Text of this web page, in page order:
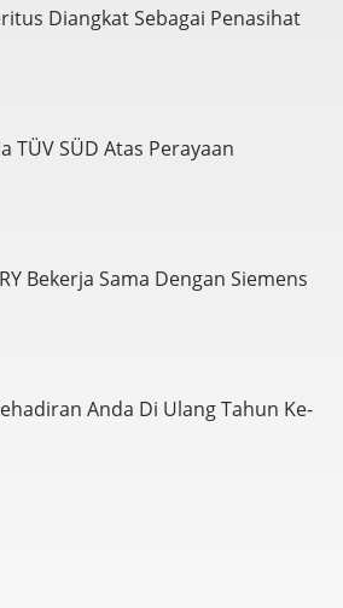
Diangkat Sebagai Penasihat
TÜV SÜD Atas Perayaan
Bekerja Sama Dengan Siemens
Anda Di Ulang Tahun Ke-